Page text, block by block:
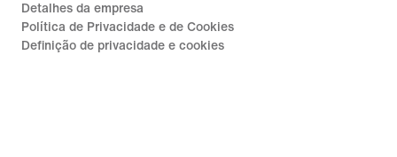
Detalhes da empresa
Política de Privacidade e de Cookies
Definição de privacidade e cookies